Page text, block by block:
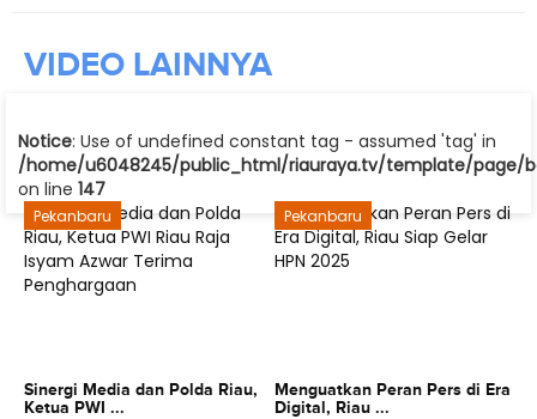
VIDEO LAINNYA
Notice: Use of undefined constant tag - assumed 'tag' in
/home/u6048245/public_html/riauraya.tv/template/page/
on line 147
Pekanbaru
Sinergi Media dan Polda Riau,
Ketua PWI ...
Pekanbaru
Menguatkan Peran Pers di Era
Digital, Riau ...